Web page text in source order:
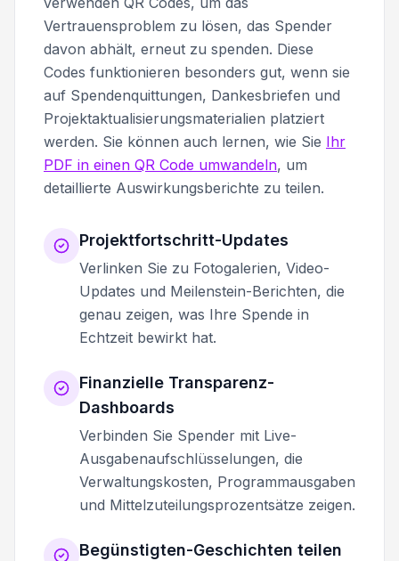
Vertrauensproblem zu lösen, das Spender
davon abhält, erneut zu spenden. Diese
Codes funktionieren besonders gut, wenn sie
auf Spendenquittungen, Dankesbriefen und
Projektaktualisierungsmaterialien platziert
werden. Sie können auch lernen, wie Sie Ihr
PDF in einen QR Code umwandeln, um
detaillierte Auswirkungsberichte zu teilen.
Projektfortschritt-Updates
Verlinken Sie zu Fotogalerien, Video-
Updates und Meilenstein-Berichten, die
genau zeigen, was Ihre Spende in
Echtzeit bewirkt hat.
Finanzielle Transparenz-
Dashboards
Verbinden Sie Spender mit Live-
Ausgabenaufschlüsselungen, die
Verwaltungskosten, Programmausgaben
und Mittelzuteilungsprozentsätze zeigen.
Begünstigten-Geschichten teilen